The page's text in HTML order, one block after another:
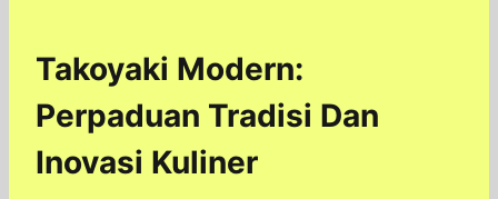
Takoyaki Modern:
Perpaduan Tradisi Dan
Inovasi Kuliner